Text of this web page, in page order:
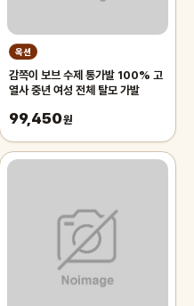
옥션
감쪽이 보브 수제 통가발 100% 고
열사 중년 여성 전체 탈모 가발
99,450원